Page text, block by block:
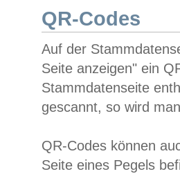
QR-Codes
Auf der
Seite anzeigen" ein
Stammdatenseite
gescannt, so wird
QR-Codes können
Seite eines Pegels